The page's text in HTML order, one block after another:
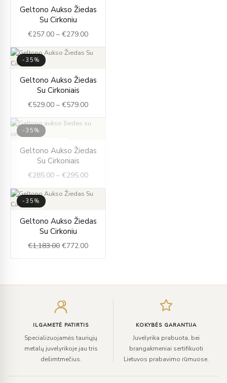
Geltono Aukso Žiedas
Su Cirkoniu
€257.00 – €279.00
range:
through
-35%
Geltono Aukso Žiedas
Su Cirkoniais
€529.00 – €579.00
range:
through
-35%
Geltono Aukso Žiedas
Su Cirkoniais
€285.00 – €295.00
range:
through
-35%
Geltono Aukso Žiedas
Su Cirkoniu
€1,183.00
Original
price
was:
€1,183.00.
€772.00
price
€772.00.
ILGAMETĖ PATIRTIS
Specializuojamės tauriųjų
metalų juvelyrikoje jau tris
dešimtmečius.
KOKYBĖS GARANTIJA
Juvelyrika prabuota, bei
brangakmeniai sertifikuoti
Lietuvos prabavimo rūmuose.